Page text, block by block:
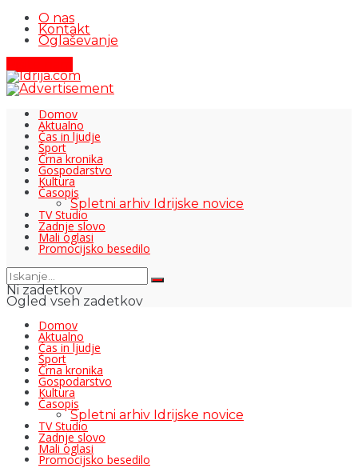
O nas
Kontakt
Oglaševanje
Domov
Aktualno
Čas in ljudje
Šport
Črna kronika
Gospodarstvo
Kultura
Časopis
Spletni arhiv Idrijske novice
TV Studio
Zadnje slovo
Mali oglasi
Promocijsko besedilo
Ni zadetkov
Ogled vseh zadetkov
Domov
Aktualno
Čas in ljudje
Šport
Črna kronika
Gospodarstvo
Kultura
Časopis
Spletni arhiv Idrijske novice
TV Studio
Zadnje slovo
Mali oglasi
Promocijsko besedilo